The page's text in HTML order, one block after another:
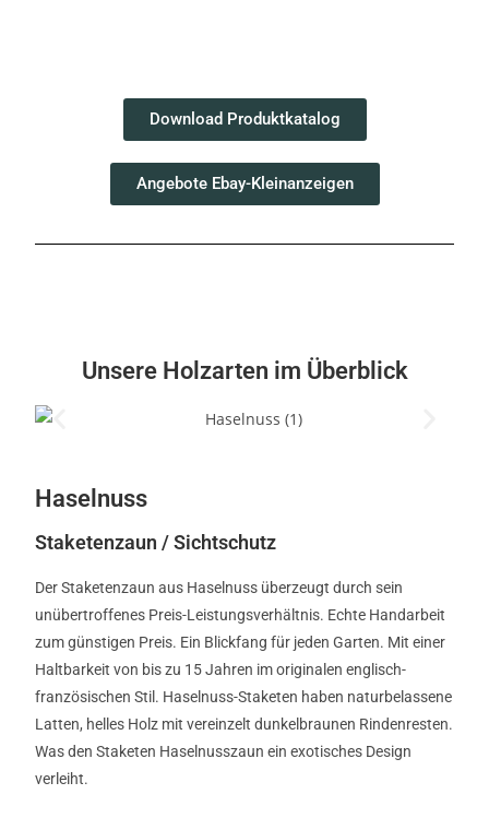
Download Produktkatalog
Angebote Ebay-Kleinanzeigen
Unsere Holzarten im Überblick
Haselnuss
Staketenzaun / Sichtschutz
Der Staketenzaun aus Haselnuss überzeugt durch sein
unübertroffenes Preis-Leistungsverhältnis. Echte Handarbeit
zum günstigen Preis. Ein Blickfang für jeden Garten. Mit einer
Haltbarkeit von bis zu 15 Jahren im originalen englisch-
französischen Stil. Haselnuss-Staketen haben naturbelassene
Latten, helles Holz mit vereinzelt dunkelbraunen Rindenresten.
Was den Staketen Haselnusszaun ein exotisches Design
verleiht.